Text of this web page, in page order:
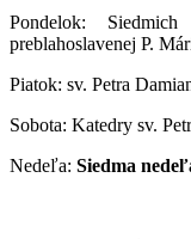
Pondelok:
preblahoslavenej P.
Piatok: sv. Petra
Sobota: Katedry sv.
Nedeľa: Siedma